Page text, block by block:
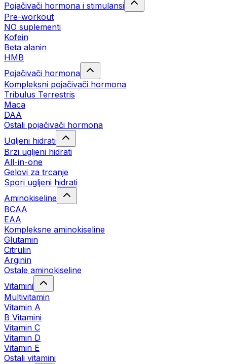
Pojačivači hormona i stimulansi
Pre-workout
NO suplementi
Kofein
Beta alanin
HMB
Pojačivači hormona
Kompleksni pojačivači hormona
Tribulus Terrestris
Maca
DAA
Ostali pojačivači hormona
Ugljeni hidrati
Brzi ugljeni hidrati
All-in-one
Gelovi za trcanje
Spori ugljeni hidrati
Aminokiseline
BCAA
ЕАА
Kompleksne aminokiseline
Glutamin
Citrulin
Arginin
Ostale aminokiseline
Vitamini
Multivitamin
Vitamin A
B Vitamini
Vitamin C
Vitamin D
Vitamin E
Ostali vitamini